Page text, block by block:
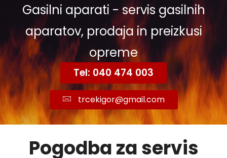
Gasilni aparati - servis gasilnih
aparatov, prodaja in preizkusi
opreme
Tel: 040 474 003
trcekigor@gmail.com
Pogodba za servis